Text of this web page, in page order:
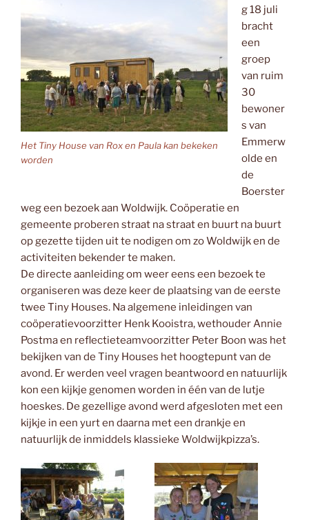
Het Tiny House van Rox en Paula kan bekeken
worden
g 18 juli
bracht
een
groep
van ruim
30
bewoner
s van
Emmerw
olde en
de
Boerster
weg een bezoek aan Woldwijk. Coöperatie en
gemeente proberen straat na straat en buurt na buurt
op gezette tijden uit te nodigen om zo Woldwijk en de
activiteiten bekender te maken.
De directe aanleiding om weer eens een bezoek te
organiseren was deze keer de plaatsing van de eerste
twee Tiny Houses. Na algemene inleidingen van
coöperatievoorzitter Henk Kooistra, wethouder Annie
Postma en reflectieteamvoorzitter Peter Boon was het
bekijken van de Tiny Houses het hoogtepunt van de
avond. Er werden veel vragen beantwoord en natuurlijk
kon een kijkje genomen worden in één van de lutje
hoeskes. De gezellige avond werd afgesloten met een
kijkje in een yurt en daarna met een drankje en
natuurlijk de inmiddels klassieke Woldwijkpizza’s.